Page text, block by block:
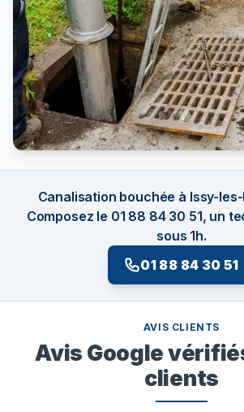
Canalisation bouchée à Issy-
Composez le 01 88 84 30 51, un
sous 1h.
01 88 84 30 51
AVIS CLIENTS
Avis Google
clients